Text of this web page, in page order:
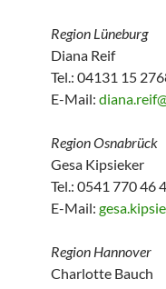
Region Lüneburg
Diana Reif
Tel.: 04131 15
E-Mail:
Region Osnabrück
Gesa Kipsieker
Tel.: 0541 770 46
E-Mail:
Region Hannover
Charlotte Bauch